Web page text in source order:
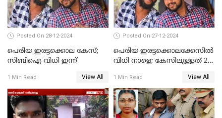
Posted On 28-12-2024
പെരിയ ഇരട്ടക്കൊല കേസ്;
സിബിഐ വിധി ഇന്ന്
1 Min Read View All
Posted On 27-12-2024
പെരിയ ഇരട്ടക്കൊലക്കേസില്‍
വിധി നാളെ; കേസിലുള്ളത് 24
1 Min Read View All